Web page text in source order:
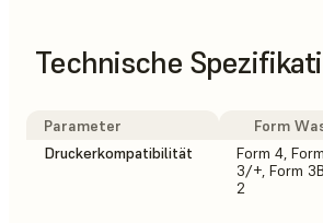
Technische
Parameter Form
Druckerkompatibilität
Form 4,
3/+, Form
2